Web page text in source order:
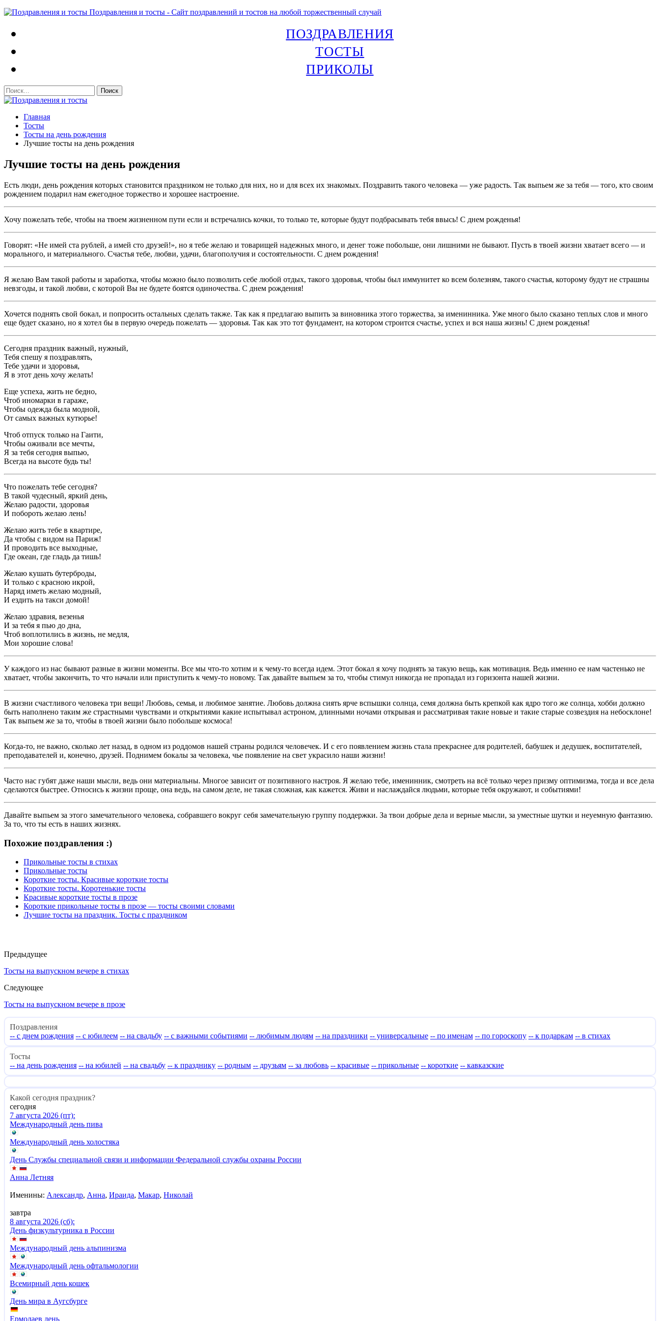
Поздравления и тосты - Сайт поздравлений и тостов на любой торжественный случай
ПОЗДРАВЛЕНИЯ
ТОСТЫ
ПРИКОЛЫ
Главная
Тосты
Тосты на день рождения
Лучшие тосты на день рождения
Лучшие тосты на день рождения
Есть люди, день рождения которых становится праздником не только для них, но и для всех их знакомых. Поздравить такого человека — уже радость. Так выпьем же за тебя — того, кто своим
рождением подарил нам ежегодное торжество и хорошее настроение.
Хочу пожелать тебе, чтобы на твоем жизненном пути если и встречались кочки, то только те, которые будут подбрасывать тебя ввысь! С днем рожденья!
Говорят: «Не имей ста рублей, а имей сто друзей!», но я тебе желаю и товарищей надежных много, и денег тоже побольше, они лишними не бывают. Пусть в твоей жизни хватает всего — и
морального, и материального. Счастья тебе, любви, удачи, благополучия и состоятельности. С днем рождения!
Я желаю Вам такой работы и заработка, чтобы можно было позволить себе любой отдых, такого здоровья, чтобы был иммунитет ко всем болезням, такого счастья, которому будут не страшны
невзгоды, и такой любви, с которой Вы не будете боятся одиночества. С днем рождения!
Хочется поднять свой бокал, и попросить остальных сделать также. Так как я предлагаю выпить за виновника этого торжества, за именинника. Уже много было сказано теплых слов и много
еще будет сказано, но я хотел бы в первую очередь пожелать — здоровья. Так как это тот фундамент, на котором строится счастье, успех и вся наша жизнь! С днем рожденья!
Сегодня праздник важный, нужный,
Тебя спешу я поздравлять,
Тебе удачи и здоровья,
Я в этот день хочу желать!
Еще успеха, жить не бедно,
Чтоб иномарки в гараже,
Чтобы одежда была модной,
От самых важных кутюрье!
Чтоб отпуск только на Гаити,
Чтобы оживали все мечты,
Я за тебя сегодня выпью,
Всегда на высоте будь ты!
Что пожелать тебе сегодня?
В такой чудесный, яркий день,
Желаю радости, здоровья
И побороть желаю лень!
Желаю жить тебе в квартире,
Да чтобы с видом на Париж!
И проводить все выходные,
Где океан, где гладь да тишь!
Желаю кушать бутерброды,
И только с красною икрой,
Наряд иметь желаю модный,
И ездить на такси домой!
Желаю здравия, везенья
И за тебя я пью до дна,
Чтоб воплотились в жизнь, не медля,
Мои хорошие слова!
У каждого из нас бывают разные в жизни моменты. Все мы что-то хотим и к чему-то всегда идем. Этот бокал я хочу поднять за такую вещь, как мотивация. Ведь именно ее нам частенько не
хватает, чтобы закончить, то что начали или приступить к чему-то новому. Так давайте выпьем за то, чтобы стимул никогда не пропадал из горизонта нашей жизни.
В жизни счастливого человека три вещи! Любовь, семья, и любимое занятие. Любовь должна сиять ярче вспышки солнца, семя должна быть крепкой как ядро того же солнца, хобби должно
быть наполнено таким же страстными чувствами и открытиями какие испытывал астроном, длинными ночами открывая и рассматривая такие новые и такие старые созвездия на небосклоне!
Так выпьем же за то, чтобы в твоей жизни было побольше космоса!
Когда-то, не важно, сколько лет назад, в одном из роддомов нашей страны родился человечек. И с его появлением жизнь стала прекраснее для родителей, бабушек и дедушек, воспитателей,
преподавателей и, конечно, друзей. Поднимем бокалы за человека, чье появление на свет украсило наши жизни!
Часто нас губят даже наши мысли, ведь они материальны. Многое зависит от позитивного настроя. Я желаю тебе, именинник, смотреть на всё только через призму оптимизма, тогда и все дела
сделаются быстрее. Относись к жизни проще, она ведь, на самом деле, не такая сложная, как кажется. Живи и наслаждайся людьми, которые тебя окружают, и событиями!
Давайте выпьем за этого замечательного человека, собравшего вокруг себя замечательную группу поддержки. За твои добрые дела и верные мысли, за уместные шутки и неуемную фантазию.
За то, что ты есть в наших жизнях.
Похожие поздравления :)
Прикольные тосты в стихах
Прикольные тосты
Короткие тосты. Красивые короткие тосты
Короткие тосты. Коротенькие тосты
Красивые короткие тосты в прозе
Короткие прикольные тосты в прозе — тосты своими словами
Лучшие тосты на праздник. Тосты с праздником
Предыдущее
Тосты на выпускном вечере в стихах
Следующее
Тосты на выпускном вечере в прозе
Поздравления
-- с днем рождения -- с юбилеем -- на свадьбу -- с важными событиями -- любимым людям -- на праздники -- универсальные -- по именам -- по гороскопу -- к подаркам -- в стихах
Тосты
-- на день рождения -- на юбилей -- на свадьбу -- к празднику -- родным -- друзьям -- за любовь -- красивые -- прикольные -- короткие -- кавказские
Какой сегодня праздник?
сегодня
7 августа 2026 (пт):
Международный день пива
Международный день холостяка
День Службы специальной связи и информации Федеральной службы охраны России
Анна Летняя
Именины: Александр, Анна, Ираида, Макар, Николай
завтра
8 августа 2026 (сб):
День физкультурника в России
Международный день альпинизма
Международный день офтальмологии
Всемирный день кошек
День мира в Аугсбурге
Ермолаев день